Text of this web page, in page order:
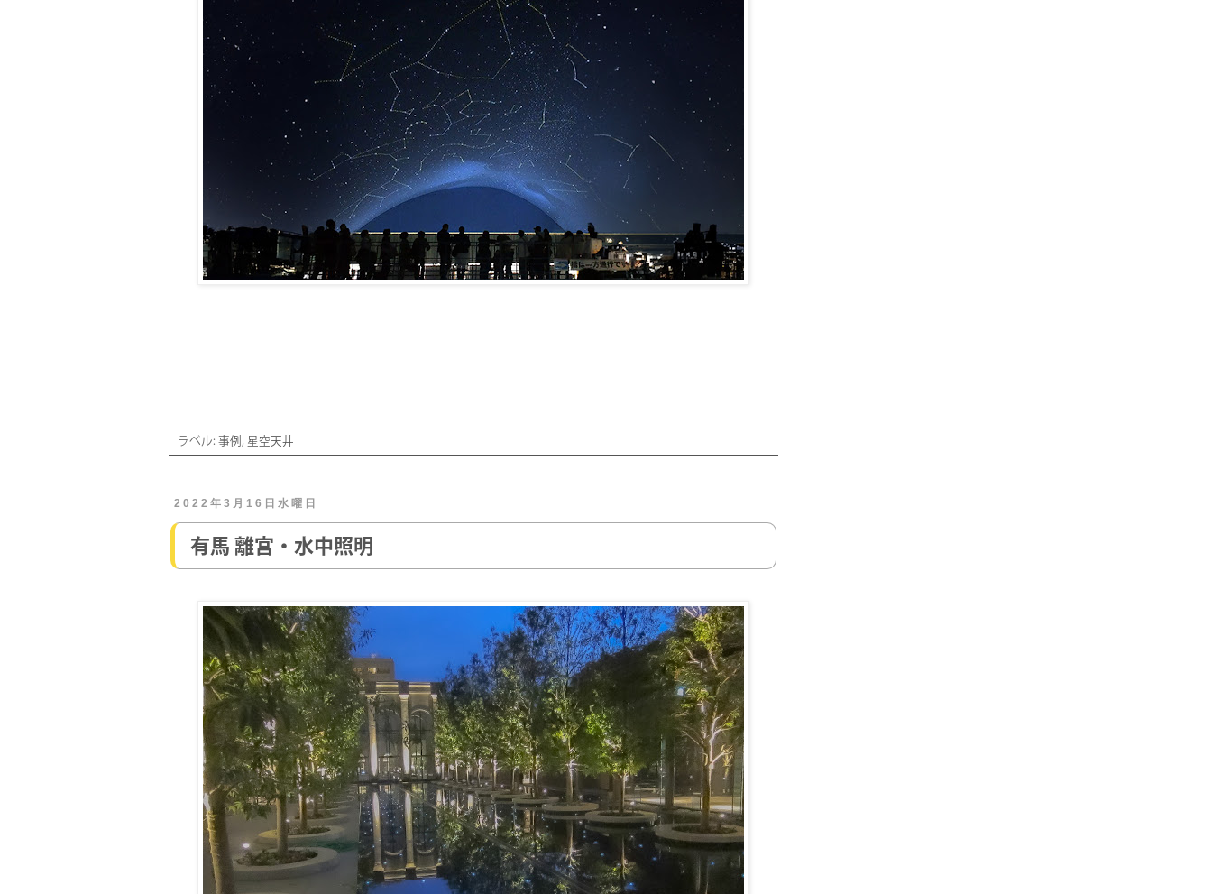
ラベル: 事例 , 星空天井
2022年3月16日水曜日
有馬 離宮・水中照明